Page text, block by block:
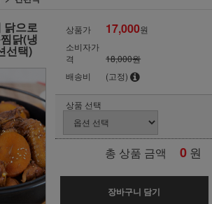
닭으로
닭(냉
선택)
상품가 17,000원
소비자가
격
18,000원
배송비
(고정)
상품 선택
총 상품 금액 0 원
장바구니 담기